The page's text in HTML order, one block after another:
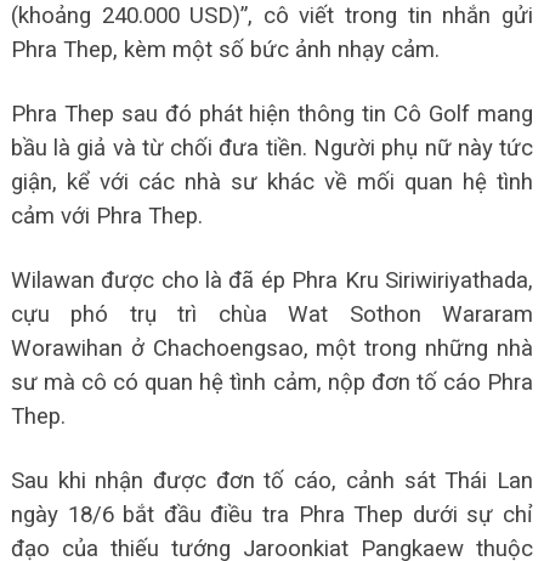
(khoảng 240.000 USD)”, cô viết trong tin nhắn gửi
Phra Thep, kèm một số bức ảnh nhạy cảm.
Phra Thep sau đó phát hiện thông tin Cô Golf mang
bầu là giả và từ chối đưa tiền. Người phụ nữ này tức
giận, kể với các nhà sư khác về mối quan hệ tình
cảm với Phra Thep.
Wilawan được cho là đã ép Phra Kru Siriwiriyathada,
cựu phó trụ trì chùa Wat Sothon Wararam
Worawihan ở Chachoengsao, một trong những nhà
sư mà cô có quan hệ tình cảm, nộp đơn tố cáo Phra
Thep.
Sau khi nhận được đơn tố cáo, cảnh sát Thái Lan
ngày 18/6 bắt đầu điều tra Phra Thep dưới sự chỉ
đạo của thiếu tướng Jaroonkiat Pangkaew thuộc